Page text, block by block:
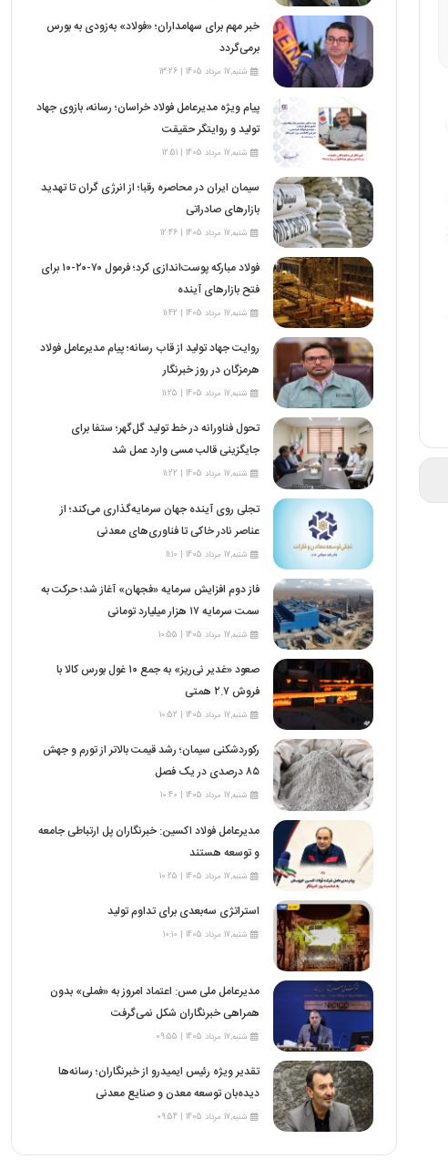
خبر مهم برای سهامداران؛ «فولاد» به‌زودی به بورس
برمی‌گردد
شنبه,17 مرداد 1405 | 13:26
پیام ویژه مدیرعامل فولاد خراسان؛ رسانه، بازوی جهاد
تولید و روایتگر حقیقت
شنبه,17 مرداد 1405 | 12:51
سیمان ایران در محاصره رقبا؛ از انرژی گران تا تهدید
بازارهای صادراتی
شنبه,17 مرداد 1405 | 12:46
فولاد مبارکه پوست‌اندازی کرد؛ فرمول ۷۰-۲۰-۱۰ برای
فتح بازارهای آینده
شنبه,17 مرداد 1405 | 11:42
روایت جهاد تولید از قاب رسانه؛ پیام مدیرعامل فولاد
هرمزگان در روز خبرنگار
شنبه,17 مرداد 1405 | 11:25
تحول فناورانه در خط تولید گل‌گهر؛ ستفا برای
جایگزینی قالب مسی وارد عمل شد
شنبه,17 مرداد 1405 | 11:22
تجلی روی آینده جهان سرمایه‌گذاری می‌کند؛ از
عناصر نادر خاکی تا فناوری‌های معدنی
شنبه,17 مرداد 1405 | 11:10
فاز دوم افزایش سرمایه «فجهان» آغاز شد؛ حرکت به
سمت سرمایه ۱۷ هزار میلیارد تومانی
شنبه,17 مرداد 1405 | 10:55
صعود «غدیر نی‌ریز» به جمع ۱۰ غول بورس کالا با
فروش ۲.۷ همتی
شنبه,17 مرداد 1405 | 10:52
رکوردشکنی سیمان؛ رشد قیمت بالاتر از تورم و جهش
۸۵ درصدی در یک فصل
شنبه,17 مرداد 1405 | 10:40
مدیرعامل فولاد اکسین: خبرنگاران پل ارتباطی جامعه
و توسعه هستند
شنبه,17 مرداد 1405 | 10:25
استراتژی سه‌بعدی برای تداوم تولید
شنبه,17 مرداد 1405 | 10:10
مدیرعامل ملی مس: اعتماد امروز به «فملی» بدون
همراهی خبرنگاران شکل نمی‌گرفت
شنبه,17 مرداد 1405 | 09:55
تقدیر ویژه رئیس ایمیدرو از خبرنگاران؛ رسانه‌ها
دیده‌بان توسعه معدن و صنایع معدنی
شنبه,17 مرداد 1405 | 09:54